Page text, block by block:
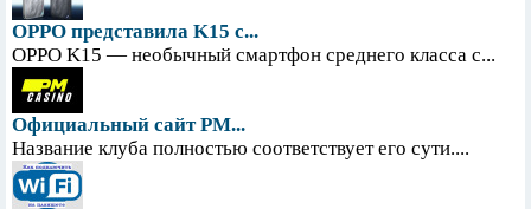
OPPO представила K15 с...
OPPO K15 — необычный смартфон среднего класса с...
Официальный сайт PM...
Название клуба полностью соответствует его сути....